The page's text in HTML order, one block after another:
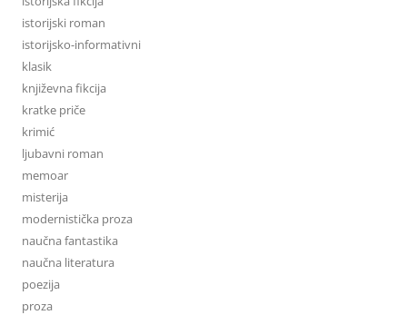
istorijski roman
istorijsko-informativni
klasik
književna fikcija
kratke priče
krimić
ljubavni roman
memoar
misterija
modernistička proza
naučna fantastika
naučna literatura
poezija
proza